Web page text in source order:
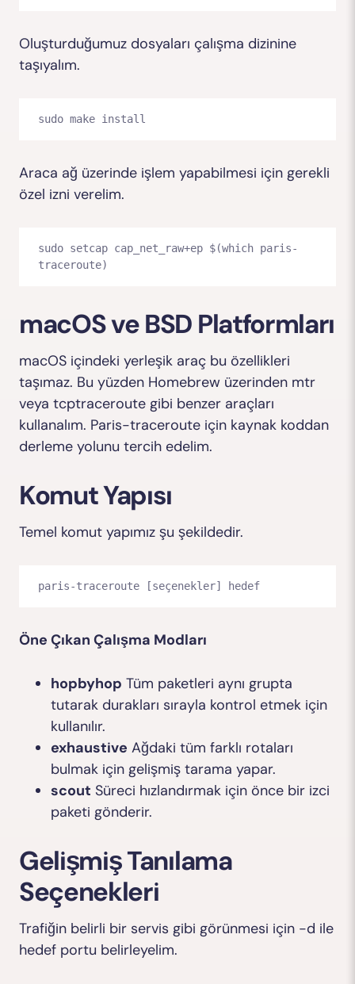
Oluşturduğumuz dosyaları çalışma dizinine
taşıyalım.
sudo make install
Araca ağ üzerinde işlem yapabilmesi için gerekli
özel izni verelim.
sudo setcap cap_net_raw+ep $(which paris-
traceroute)
macOS ve BSD Platformları
macOS içindeki yerleşik araç bu özellikleri
taşımaz. Bu yüzden Homebrew üzerinden mtr
veya tcptraceroute gibi benzer araçları
kullanalım. Paris-traceroute için kaynak koddan
derleme yolunu tercih edelim.
Komut Yapısı
Temel komut yapımız şu şekildedir.
paris-traceroute [seçenekler] hedef
Öne Çıkan Çalışma Modları
hopbyhop Tüm paketleri aynı grupta
tutarak durakları sırayla kontrol etmek için
kullanılır.
exhaustive Ağdaki tüm farklı rotaları
bulmak için gelişmiş tarama yapar.
scout Süreci hızlandırmak için önce bir izci
paketi gönderir.
Gelişmiş Tanılama
Seçenekleri
Trafiğin belirli bir servis gibi görünmesi için -d ile
hedef portu belirleyelim.